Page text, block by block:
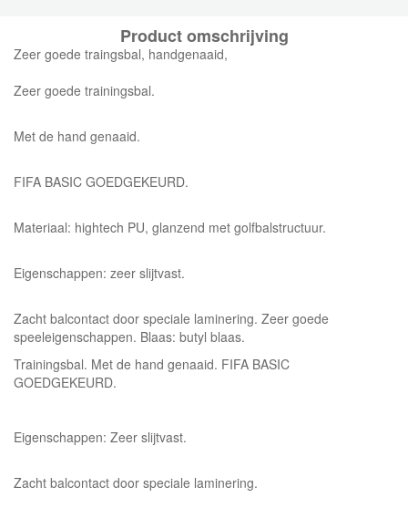
Product omschrijving
Zeer goede traingsbal, handgenaaid,
Zeer goede trainingsbal.
Met de hand genaaid.
FIFA BASIC GOEDGEKEURD.
Materiaal: hightech PU, glanzend met golfbalstructuur.
Eigenschappen: zeer slijtvast.
Zacht balcontact door speciale laminering. Zeer goede
speeleigenschappen. Blaas: butyl blaas.
Trainingsbal. Met de hand genaaid. FIFA BASIC
GOEDGEKEURD.
Eigenschappen: Zeer slijtvast.
Zacht balcontact door speciale laminering.